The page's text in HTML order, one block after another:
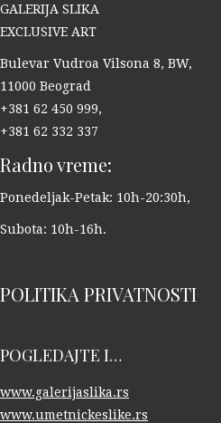
GALERIJA SLIKA
EXCLUSIVE ART
Bulevar Vudroa Vilsona 8, BW,
11000 Beograd
+381 62 450 999,
+381 62 332 337
Radno vreme:
Ponedeljak-Petak: 10h-20:30h,
Subota: 10h-16h.
POLITIKA PRIVATNOSTI
POGLEDAJTE I…
www.galerijaslika.rs
www.umetnickeslike.rs